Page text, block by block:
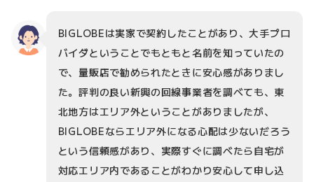
BIGLOBEは実家で契約したことがあり、大手プロ
バイダということでもともと名前を知っていたの
で、量販店で勧められたときに安心感がありまし
た。評判の良い新興の回線事業者を調べても、東
北地方はエリア外ということがありましたが、
BIGLOBEならエリア外になる心配は少ないだろう
という信頼感があり、実際すぐに調べたら自宅が
対応エリア内であることがわかり安心して申し込